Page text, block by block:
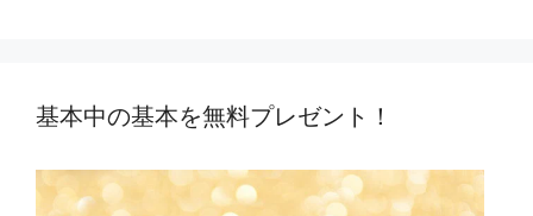
基本中の基本を無料プレゼント！